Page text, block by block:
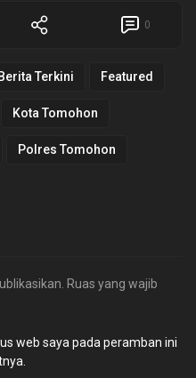
0
Berita Terkini Featured
Kota Tomohon
Polres Tomohon
Ruas yang wajib
web saya pada peramban ini